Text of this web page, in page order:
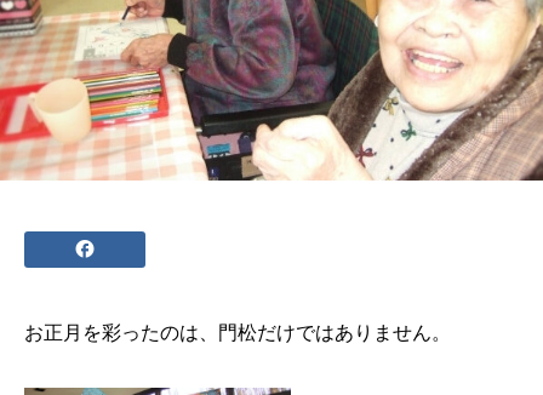
お正月を彩ったのは、 門松だけではありません。